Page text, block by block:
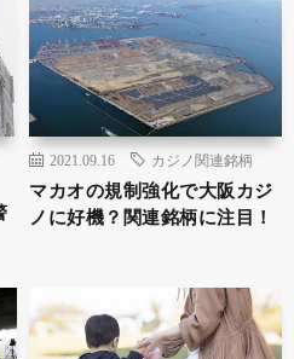
2021.09.16 カジノ関連銘柄
マカオの規制強化で大阪カジ
ノに好機？関連銘柄に注目！